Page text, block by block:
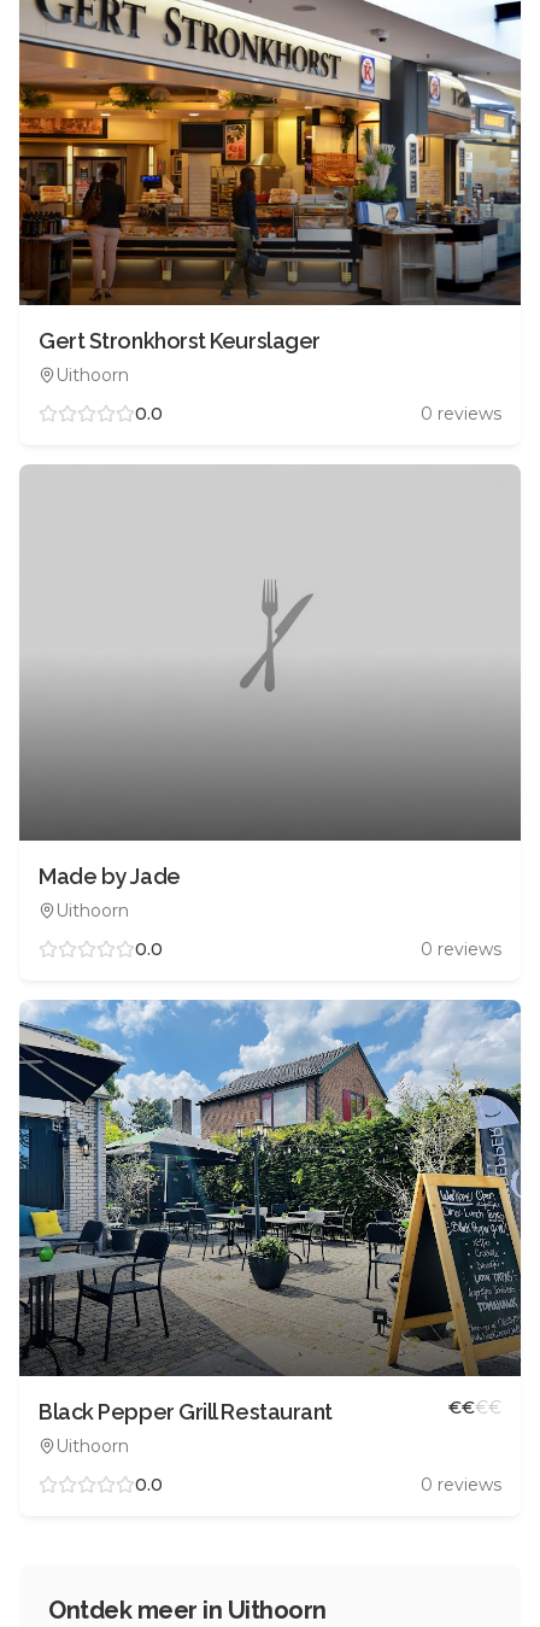
Gert Stronkhorst Keurslager
Uithoorn
0.0
0 reviews
Made by Jade
Uithoorn
0.0
0 reviews
Black Pepper Grill Restaurant
Uithoorn
€€€€
0.0 0 reviews
Ontdek meer in Uithoorn